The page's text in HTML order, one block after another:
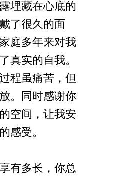
埋藏在心底的
了很久的面
庭多年来对我
真实的自我。
程虽痛苦，但
。同时感谢你
空间，让我安
感受。
有多长，你总